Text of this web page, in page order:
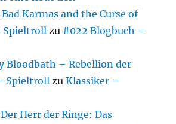
Karmas and the Curse of
Spieltroll zu #022 Blogbuch –
Bloodbath – Rebellion der
Spieltroll zuKlassiker –
Der Herr der Ringe: Das